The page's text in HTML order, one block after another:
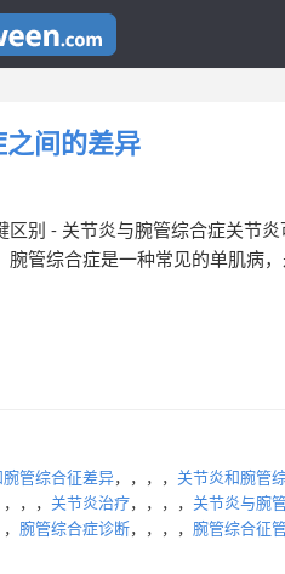
间的差异
区别 - 关节炎与腕管综合症关节
腕管综合症是一种常见的单肌病
管综合征差异，，，， 关节炎和腕管
，， 关节炎治疗，，，， 关节炎与腕
腕管综合症诊断，，，， 腕管综合征